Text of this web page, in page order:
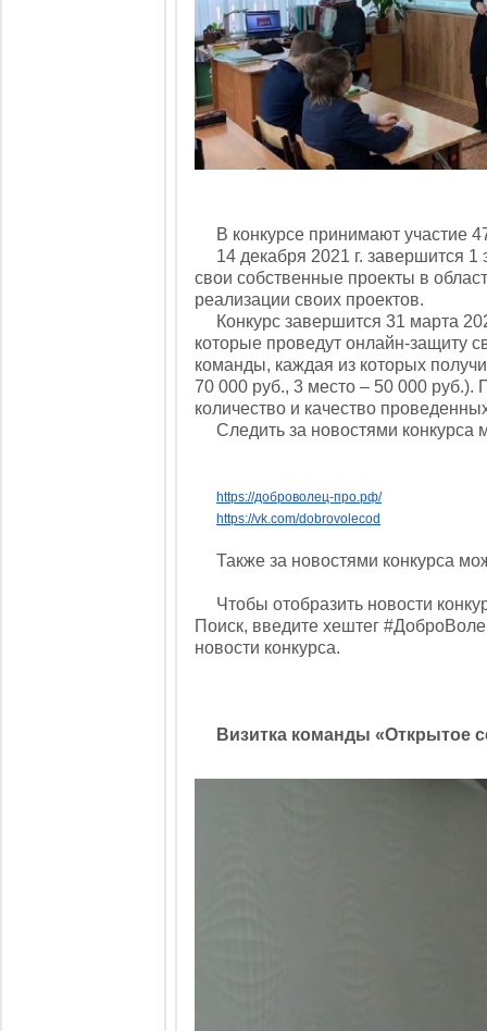
В конкурсе принимают участие
14 декабря 2021 г. завершится 1
свои собственные проекты в
реализации своих проектов.
Конкурс завершится 31 марта
которые проведут онлайн-защиту
команды, каждая из которых
70 000 руб., 3 место – 50 000 руб.).
количество и качество
Следить за новостями конкурса
https://доброволец-про.рф/
https://vk.com/dobrovolecod
Также за новостями конкурса
Чтобы отобразить новости
Поиск, введите хештег
новости конкурса.
Визитка команды «Открытое